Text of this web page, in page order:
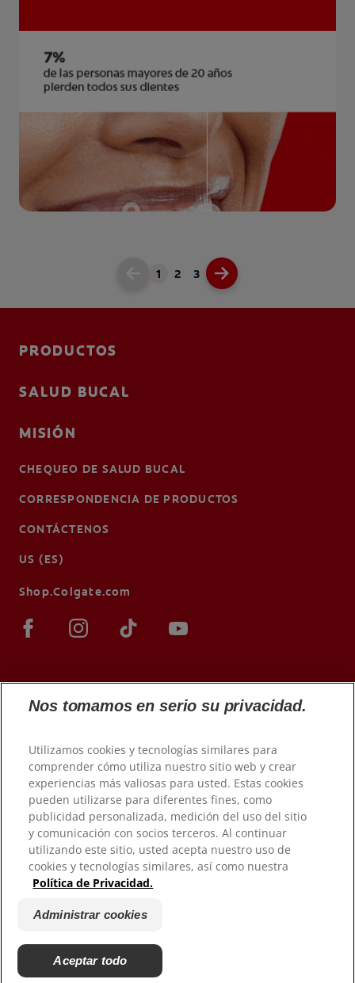
1 2 3
PRODUCTOS
SALUD BUCAL
MISIÓN
CHEQUEO DE SALUD BUCAL
CORRESPONDENCIA DE PRODUCTOS
CONTÁCTENOS
US (ES)
Shop.Colgate.com
© 2026 Colgate-Palmolive Company. Todos los derechos
reservados.
Condiciones de uso
Política de privacidad
Gestionar Mis Derechos de Datos
Condiciones de venta
No vender mi información personal
Nos tomamos en serio su privacidad.
Utilizamos cookies y tecnologías similares para
comprender cómo utiliza nuestro sitio web y crear
experiencias más valiosas para usted. Estas cookies
pueden utilizarse para diferentes fines, como
publicidad personalizada, medición del uso del sitio
y comunicación con socios terceros. Al continuar
utilizando este sitio, usted acepta nuestro uso de
cookies y tecnologías similares, así como nuestra
Política de Privacidad.
Administrar cookies
Aceptar todo